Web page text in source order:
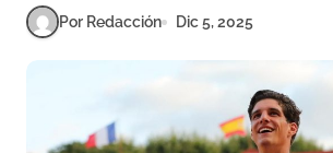
Por Redacción Dic 5, 2025